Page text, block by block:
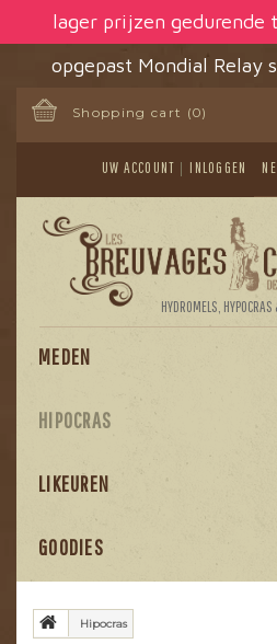
lager prijzen gedurende
opgepast Mondial Relay
Shopping cart (0)
INLOGGEN
UW ACCOUNT
HYDROMELS,
MEDEN
HIPOCRAS
LIKEUREN
GOODIES
Hipocras
Cookies beheer paneel